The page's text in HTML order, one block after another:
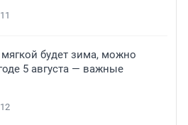
11
будет зима, можно
5 августа — важные
12